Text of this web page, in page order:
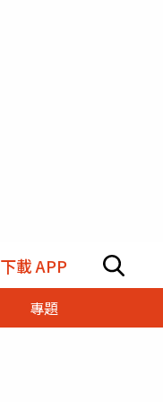
下載 APP
專題